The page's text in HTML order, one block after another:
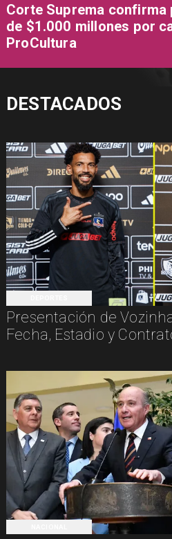
Presentación de
Fecha, Estadio y
Corte Suprema confirma
de $1.000 millones por
ProCultura
DESTACADOS